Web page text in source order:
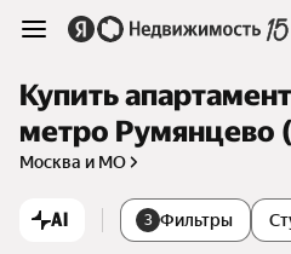
Купить
метро Румянцево
Москва и МО
AI 3 Фильтры